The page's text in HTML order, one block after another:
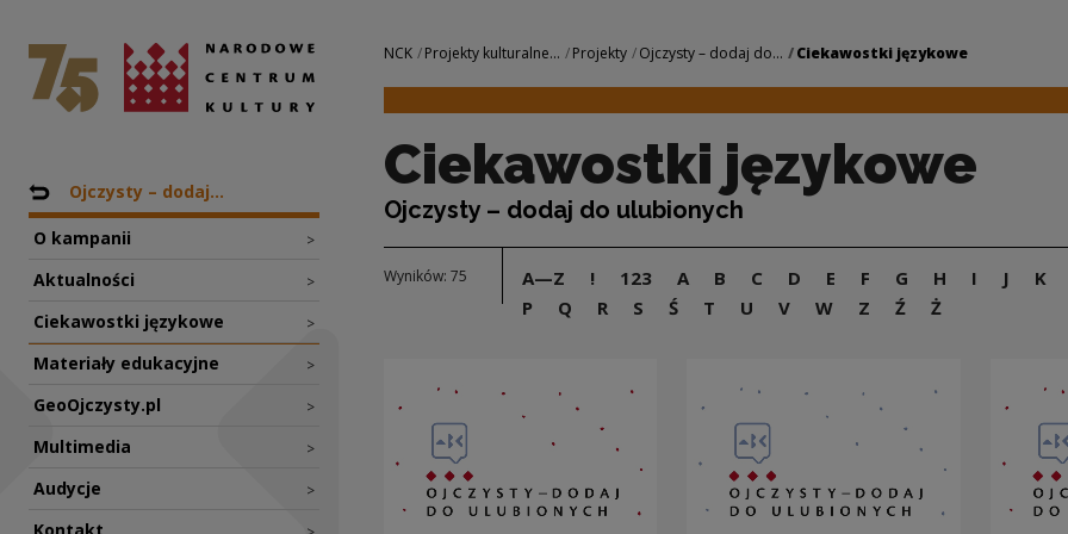
Ciekawostki językowe | Narodowe
Narodowe Centrum Kultury
Nawigacja
Powrót do: Projekty
Ojczysty – dodaj...
O kampanii >
Aktualności >
Ciekawostki językowe >
Materiały edukacyjne >
GeoOjczysty.pl >
Multimedia >
Audycje >
Nawigacja
NCK Projekty kulturalne... Projekty Ojczysty – dodaj do... Ciekawostki językowe
Ciekawostki językowe
Ojczysty – dodaj do ulubionych
Wyników: 75 A—Z ! 123 A B C D E F G H I J K
P
Q R S Ś T U V W Z Ź Ż